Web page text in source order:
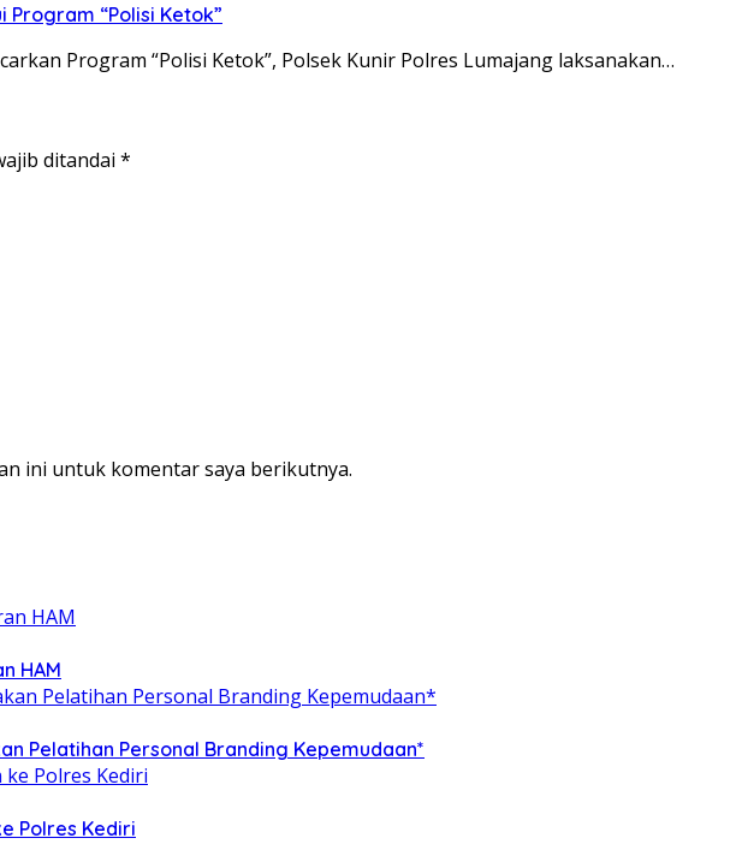
“Polisi Ketok”
Program “Polisi Ketok”, Polsek Kunir Polres Lumajang laksanakan…
ditandai *
ini untuk komentar saya berikutnya.
HAM
Pelatihan Personal Branding Kepemudaan*
Polres Kediri